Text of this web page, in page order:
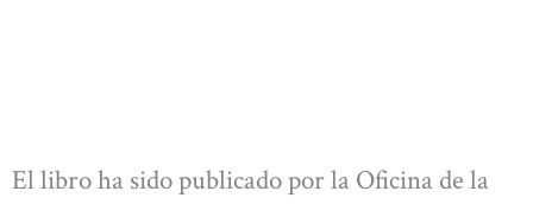
El libro ha sido publicado por la Oficina de la